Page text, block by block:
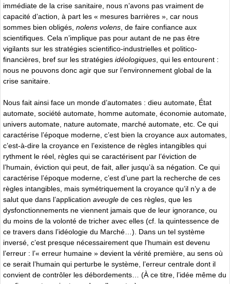
immédiate de la crise sanitaire, nous n’avons pas vraiment de
capacité d’action, à part les « mesures barrières », car nous
sommes bien obligés, nolens volens, de faire confiance aux
scientifiques. Cela n’implique pas pour autant de ne pas être
vigilants sur les stratégies scientifico-industrielles et politico-
financières, bref sur les stratégies idéologiques, qui les entourent :
nous ne pouvons donc agir que sur l’environnement global de la
crise sanitaire.
Nous fait ainsi face un monde d’automates : dieu automate, État
automate, société automate, homme automate, économie automate,
univers automate, nature automate, marché automate, etc. Ce qui
caractérise l’époque moderne, c’est bien la croyance aux automates,
c’est-à-dire la croyance en l’existence de règles intangibles qui
rythment le réel, règles qui se caractérisent par l’éviction de
l’humain, éviction qui peut, de fait, aller jusqu’à sa négation. Ce qui
caractérise l’époque moderne, c’est d’une part la recherche de ces
règles intangibles, mais symétriquement la croyance qu’il n’y a de
salut que dans l’application aveugle de ces règles, que les
dysfonctionnements ne viennent jamais que de leur ignorance, ou
du moins de la volonté de tricher avec elles (cf. la quintessence de
ce travers dans l’idéologie du Marché…). Dans un tel système
inversé, c’est presque nécessairement que l’humain est devenu
l’erreur : l’« erreur humaine » devient la vérité première, au sens où
ce serait l’humain qui perturbe le système, l’erreur centrale dont il
convient de contrôler les débordements… (À ce titre, l’idée même du